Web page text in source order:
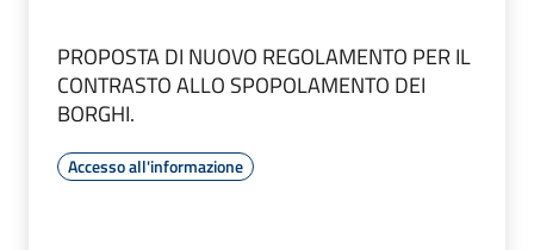
PROPOSTA DI NUOVO REGOLAMENTO PER IL
CONTRASTO ALLO SPOPOLAMENTO DEI
BORGHI.
Accesso all'informazione